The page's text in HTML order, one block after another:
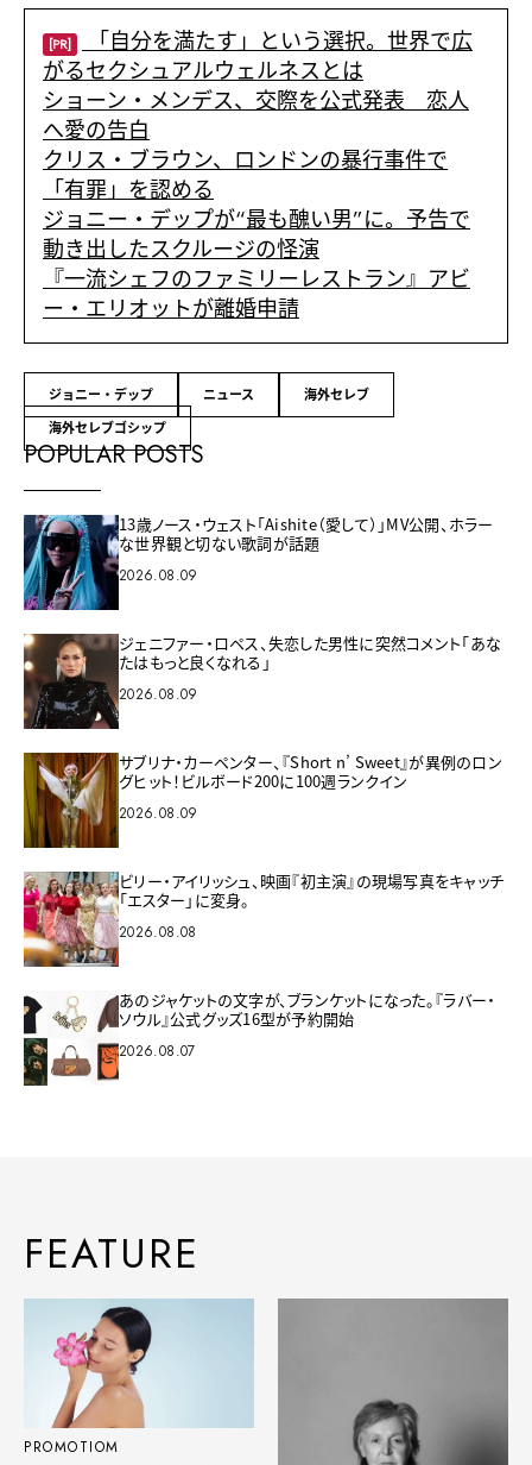
[PR] 「自分を満たす」という選択。世界で広
がるセクシュアルウェルネスとは
ショーン・メンデス、交際を公式発表 恋人
へ愛の告白
クリス・ブラウン、ロンドンの暴行事件で
「有罪」を認める
ジョニー・デップが“最も醜い男”に。予告で
動き出したスクルージの怪演
『一流シェフのファミリーレストラン』アビ
ー・エリオットが離婚申請
ジョニー・デップ ニュース
海外セレブ
海外セレブゴシップ
POPULAR POSTS
13歳ノース・ウェスト「Aishite（愛して）」MV公開、ホラー
な世界観と切ない歌詞が話題
2026.08.09
ジェニファー・ロペス、失恋した男性に突然コメント「あな
たはもっと良くなれる」
2026.08.09
サブリナ・カーペンター、『Short n’ Sweet』が異例のロン
グヒット！ビルボード200に100週ランクイン
2026.08.09
ビリー・アイリッシュ、映画『初主演』の現場写真をキャッチ
「エスター」に変身。
2026.08.08
あのジャケットの文字が、ブランケットになった。『ラバー・
ソウル』公式グッズ16型が予約開始
2026.08.07
FEATURE
PROMOTIOM